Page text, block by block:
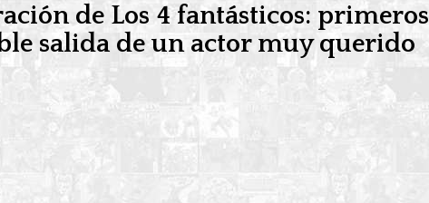
de Los 4 fantásticos:
salida de un actor muy querido